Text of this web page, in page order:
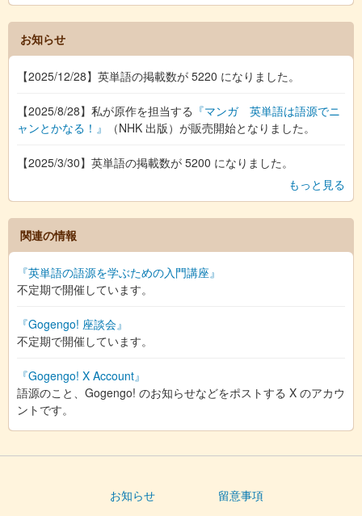
お知らせ
【2025/12/28】英単語の掲載数が 5220 になりました。
【2025/8/28】私が原作を担当する 『マンガ 英単語は語源でニ
ャンとかなる！』
（NHK 出版）が販売開始となりました。
【2025/3/30】英単語の掲載数が 5200 になりました。
もっと見る
関連の情報
『英単語の語源を学ぶための入門講座』
不定期で開催しています。
『Gogengo! 座談会』
不定期で開催しています。
『Gogengo! X Account』
語源のこと、Gogengo! のお知らせなどをポストする X のアカウ
ントです。
お知らせ 留意事項